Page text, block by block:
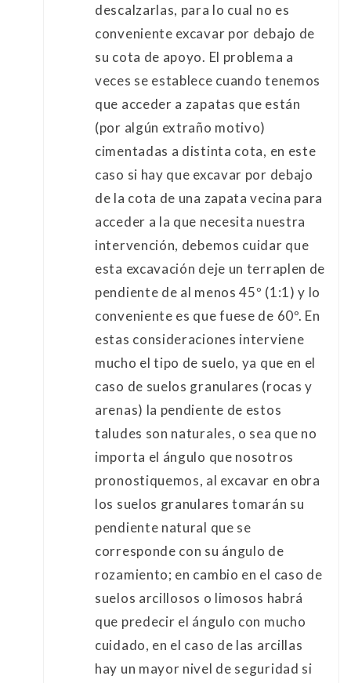
descalzarlas, para lo cual no es
conveniente excavar por debajo de
su cota de apoyo. El problema a
veces se establece cuando tenemos
que acceder a zapatas que están
(por algún extraño motivo)
cimentadas a distinta cota, en este
caso si hay que excavar por debajo
de la cota de una zapata vecina para
acceder a la que necesita nuestra
intervención, debemos cuidar que
esta excavación deje un terraplen de
pendiente de al menos 45º (1:1) y lo
conveniente es que fuese de 60º. En
estas consideraciones interviene
mucho el tipo de suelo, ya que en el
caso de suelos granulares (rocas y
arenas) la pendiente de estos
taludes son naturales, o sea que no
importa el ángulo que nosotros
pronostiquemos, al excavar en obra
los suelos granulares tomarán su
pendiente natural que se
corresponde con su ángulo de
rozamiento; en cambio en el caso de
suelos arcillosos o limosos habrá
que predecir el ángulo con mucho
cuidado, en el caso de las arcillas
hay un mayor nivel de seguridad si